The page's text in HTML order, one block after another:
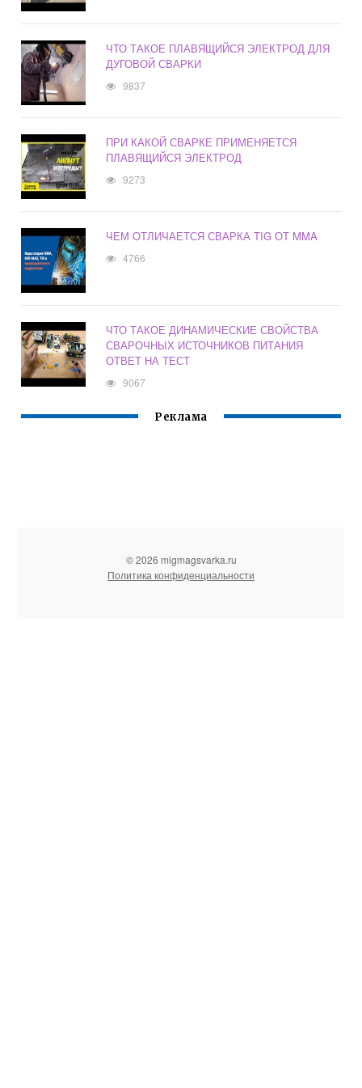
ЧТО ТАКОЕ ПЛАВЯЩИЙСЯ ЭЛЕКТРОД ДЛЯ
ДУГОВОЙ СВАРКИ
9837
ПРИ КАКОЙ СВАРКЕ ПРИМЕНЯЕТСЯ
ПЛАВЯЩИЙСЯ ЭЛЕКТРОД
9273
ЧЕМ ОТЛИЧАЕТСЯ СВАРКА TIG ОТ MMA
4766
ЧТО ТАКОЕ ДИНАМИЧЕСКИЕ СВОЙСТВА
СВАРОЧНЫХ ИСТОЧНИКОВ ПИТАНИЯ
ОТВЕТ НА ТЕСТ
9067
Реклама
© 2026 migmagsvarka.ru
Политика конфиденциальности